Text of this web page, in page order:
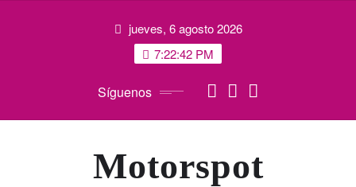
jueves, 6 agosto 2026
7:22:42 PM
Síguenos
Motorspot